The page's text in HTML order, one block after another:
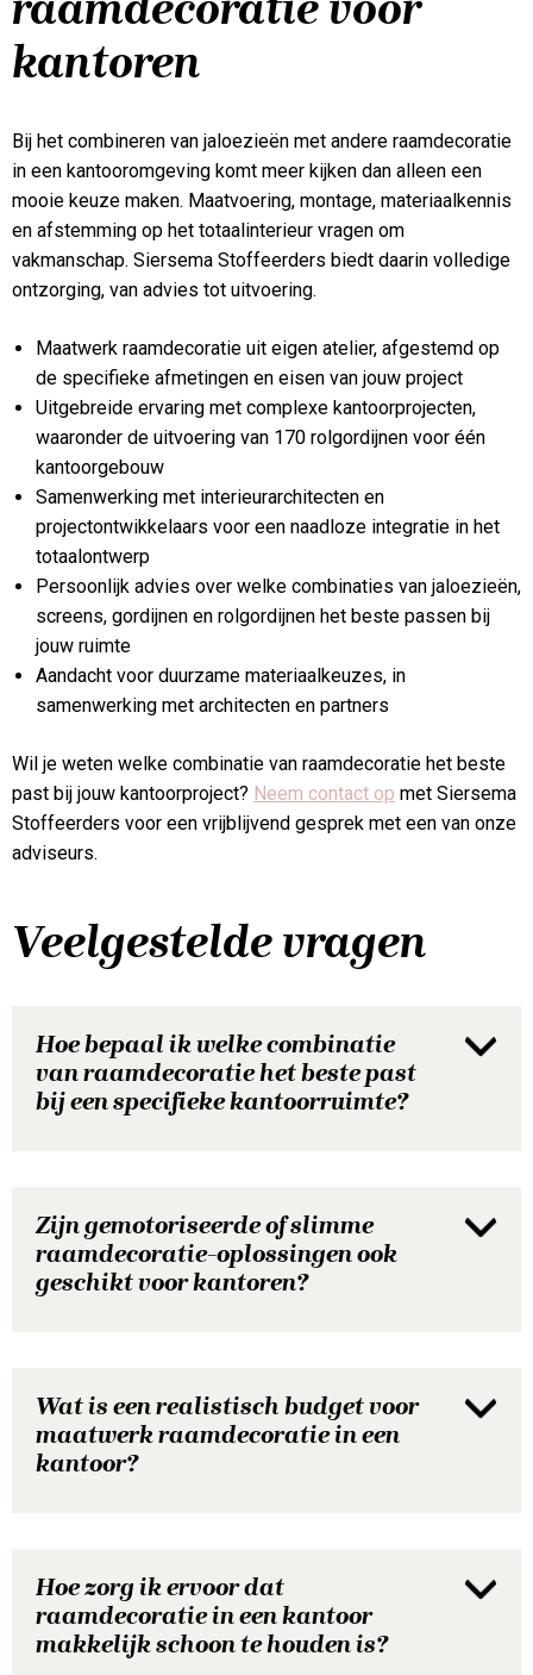
kantoren
Bij het combineren van jaloezieën met andere raamdecoratie
in een kantooromgeving komt meer kijken dan alleen een
mooie keuze maken. Maatvoering, montage, materiaalkennis
en afstemming op het totaalinterieur vragen om
vakmanschap. Siersema Stoffeerders biedt daarin volledige
ontzorging, van advies tot uitvoering.
Maatwerk raamdecoratie uit eigen atelier, afgestemd op
de specifieke afmetingen en eisen van jouw project
Uitgebreide ervaring met complexe kantoorprojecten,
waaronder de uitvoering van 170 rolgordijnen voor één
kantoorgebouw
Samenwerking met interieurarchitecten en
projectontwikkelaars voor een naadloze integratie in het
totaalontwerp
Persoonlijk advies over welke combinaties van jaloezieën,
screens, gordijnen en rolgordijnen het beste passen bij
jouw ruimte
Aandacht voor duurzame materiaalkeuzes, in
samenwerking met architecten en partners
Wil je weten welke combinatie van raamdecoratie het beste
past bij jouw kantoorproject? Neem contact op met Siersema
Stoffeerders voor een vrijblijvend gesprek met een van onze
adviseurs.
Veelgestelde vragen
Hoe bepaal ik welke combinatie
van raamdecoratie het beste past
bij een specifieke kantoorruimte?
Zijn gemotoriseerde of slimme
raamdecoratie-oplossingen ook
geschikt voor kantoren?
Wat is een realistisch budget voor
maatwerk raamdecoratie in een
kantoor?
Hoe zorg ik ervoor dat
raamdecoratie in een kantoor
makkelijk schoon te houden is?